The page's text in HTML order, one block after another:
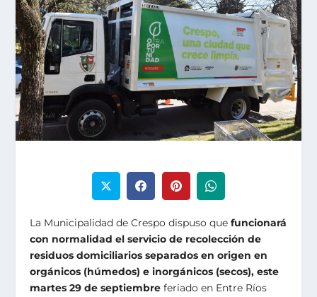
La Municipalidad de Crespo dispuso quefuncionará
con normalidad el servicio de recolección de
residuos domiciliarios separados en origen en
orgánicos (húmedos) e inorgánicos (secos), este
martes 29 de septiembre feriado en Entre Ríos